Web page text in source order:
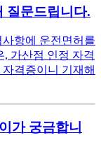
질문드립니다.
항에 운전면허를
, 가산점 인정 자격
격증이니 기재해
가 궁금합니